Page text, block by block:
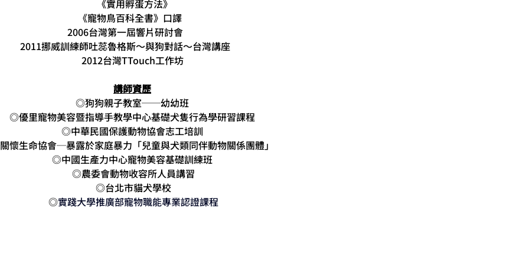
《實用孵蛋方法》
《寵物鳥百科全書》口譯
2006台灣第一屆響片研討會
2011挪威訓練師吐蕊魯格斯～與狗對話～台灣講座
2012台灣TTouch工作坊
講師資歷
◎狗狗親子教室──幼幼班
◎優里寵物美容暨指導手教學中心基礎犬隻行為學研習課程
◎中華民國保護動物協會志工培訓
懷生命協會─暴露於家庭暴力「兒童與犬類同伴動物關係團體」
◎中國生產力中心寵物美容基礎訓練班
◎農委會動物收容所人員講習
◎台北市貓犬學校
◎實踐大學推廣部寵物職能專業認證課程